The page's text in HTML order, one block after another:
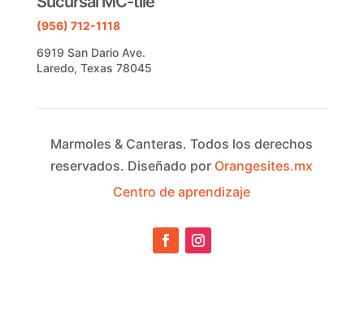
(956) 712-1118
6919 San Dario Ave.
Laredo, Texas 78045
Marmoles & Canteras.Todos los derechos
reservados. Diseñado por Orangesites.mx
Centro de aprendizaje